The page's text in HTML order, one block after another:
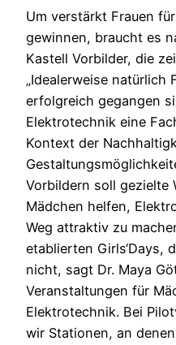
Um verstärkt Frauen
gewinnen, braucht es
Kastell Vorbilder, die
„Idealerweise natürlich
erfolgreich gegangen
Elektrotechnik eine
Kontext der
Vorbildern soll gezielte
Mädchen helfen,
Weg attraktiv zu
etablierten Girls‘Days,
nicht, sagt Dr. Maya
Veranstaltungen für
Elektrotechnik. Bei
wir Stationen, an